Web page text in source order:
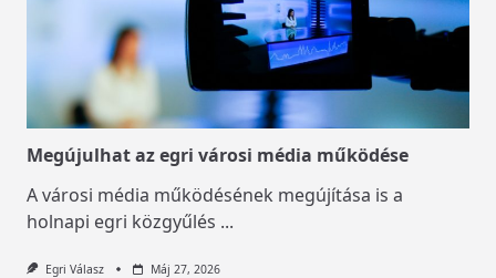
Megújulhat az egri városi média működése
A városi média működésének megújítása is a
holnapi egri közgyűlés ...
Egri Válasz Máj 27, 2026